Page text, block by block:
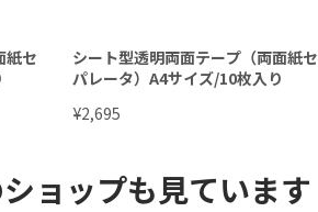
紙セ
シート型透明両面テープ（両面紙セ
パレータ）A4サイズ/10枚入り
¥2,695
ョップも見ています